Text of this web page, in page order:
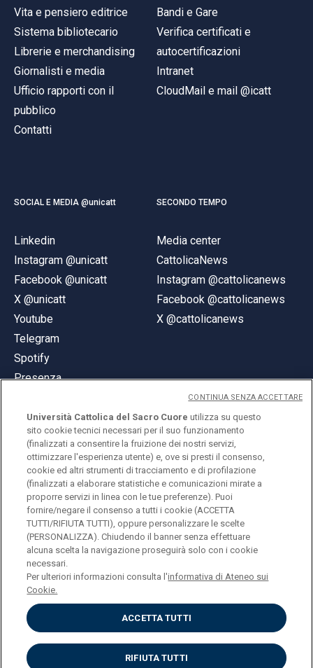
Vita e pensiero editrice
Sistema bibliotecario
Librerie e merchandising
Giornalisti e media
Ufficio rapporti con il
pubblico
Contatti
Bandi e Gare
Verifica certificati e
autocertificazioni
Intranet
CloudMail e mail @icatt
SOCIAL E MEDIA @unicatt
Linkedin
Instagram @unicatt
Facebook @unicatt
X @unicatt
Youtube
Telegram
Spotify
Presenza
SECONDO TEMPO
Media center
CattolicaNews
Instagram @cattolicanews
Facebook @cattolicanews
X @cattolicanews
© Università Cattolica del Sacro Cuore
Largo A. Gemelli 1, 20123 Milano
PI 02133120150
ENGLISH
Privacy
Accessibilità
Cookies
Università Cattolica del Sacro Cuore utilizza su questo
sito cookie tecnici necessari per il suo funzionamento
(finalizzati a consentire la fruizione dei nostri servizi,
ottimizzare l'esperienza utente) e, ove si presti il consenso,
cookie ed altri strumenti di tracciamento e di profilazione
(finalizzati a elaborare statistiche e comunicazioni mirate a
proporre servizi in linea con le tue preferenze). Puoi
fornire/negare il consenso a tutti i cookie (ACCETTA
TUTTI/RIFIUTA TUTTI), oppure personalizzare le scelte
(PERSONALIZZA). Chiudendo il banner senza effettuare
alcuna scelta la navigazione proseguirà solo con i cookie
necessari.
Per ulteriori informazioni consulta l'informativa di Ateneo sui
Cookie.
ACCETTA TUTTI
RIFIUTA TUTTI
CONTINUA SENZA ACCETTARE